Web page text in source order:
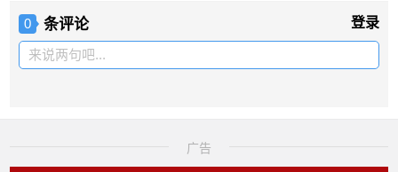
0 条评论 登录
来说两句吧...
广告